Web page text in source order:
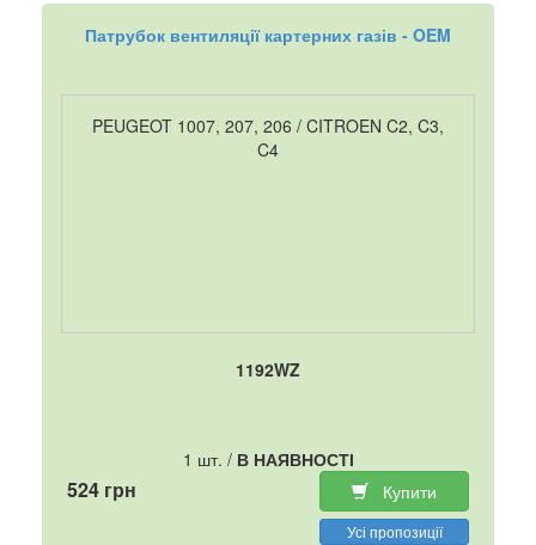
Патрубок вентиляції картерних газів - OEM
PEUGEOT 1007, 207, 206 / CITROEN C2, C3,
C4
1192WZ
1 шт. / В НАЯВНОСТІ
524 грн Купити
Усі пропозиції